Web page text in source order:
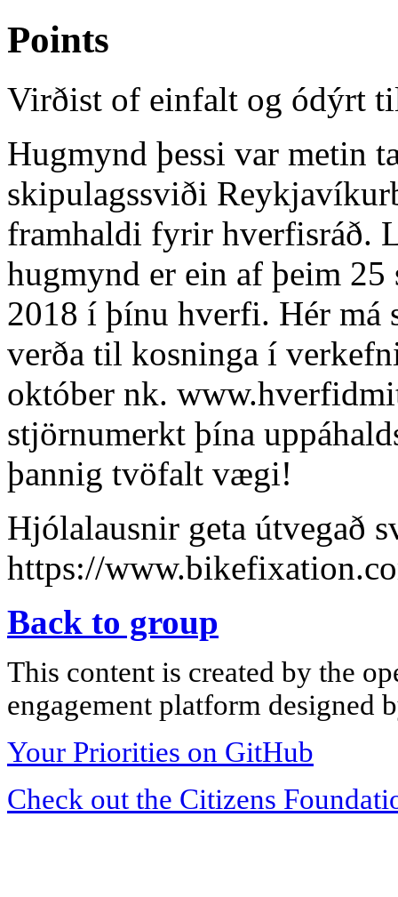
Points
Virðist of einfalt og ódýrt
Hugmynd þessi var metin
skipulagssviði
framhaldi fyrir hverfisráð.
hugmynd er ein af þeim
2018 í þínu hverfi. Hér
verða til kosninga í
október nk.
stjörnumerkt þína
þannig tvöfalt vægi!
Hjólalausnir geta útvegað
https://
Back to group
This content is created by the
engagement platform designed
Your Priorities on GitHub
Check out the Citizens